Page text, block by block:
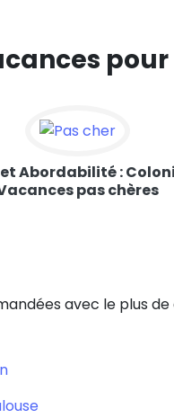
Abordabilité :
pas chères
avec le plus